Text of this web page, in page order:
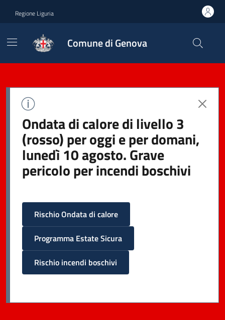
Regione Liguria
Comune di Genova
Ondata di calore di livello 3
(rosso) per oggi e per domani,
lunedì 10 agosto. Grave
pericolo per incendi boschivi
Rischio Ondata di calore
Programma Estate Sicura
Rischio incendi boschivi